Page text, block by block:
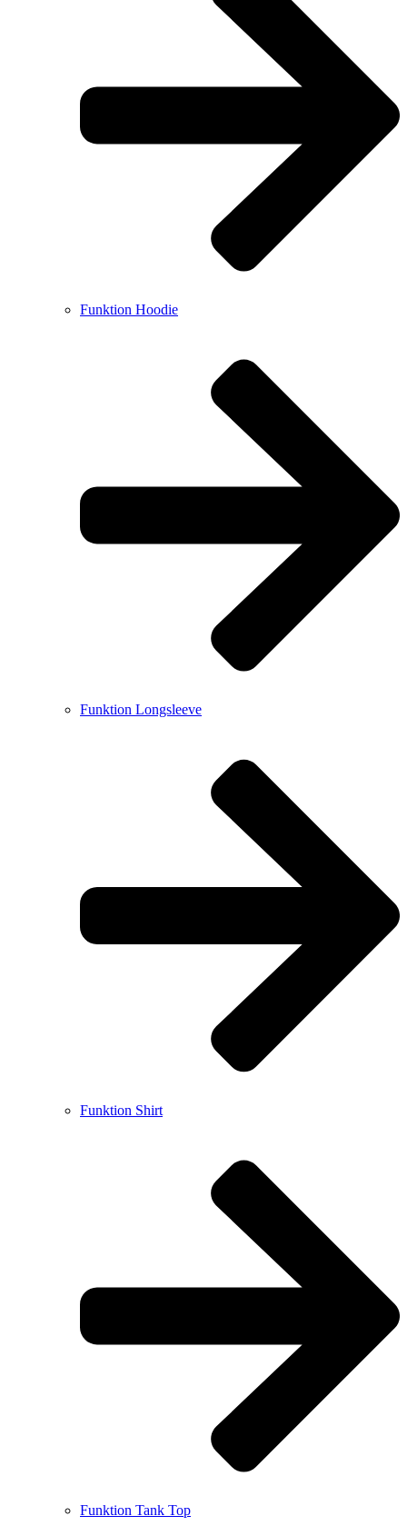
Funktion Hoodie
Funktion Longsleeve
Funktion Shirt
Funktion Tank Top